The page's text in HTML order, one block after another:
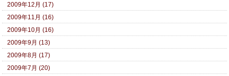
2009年12月 (17)
2009年11月 (16)
2009年10月 (16)
2009年9月 (13)
2009年8月 (17)
2009年7月 (20)